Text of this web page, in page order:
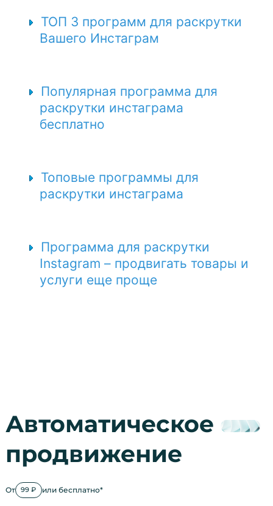
ТОП 3 программ для раскрутки
Вашего Инстаграм
Популярная программа для
раскрутки инстаграма
бесплатно
Топовые программы для
раскрутки инстаграма
Программа для раскрутки
Instagram – продвигать товары и
услуги еще проще
Автоматическое
продвижение
От 99 ₽ или бесплатно*